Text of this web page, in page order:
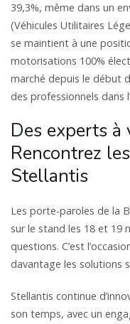
39,3%, même dans un
(Véhicules Utilitaires
se maintient à une
motorisations 100%
marché depuis le début
des professionnels dans
Des experts à
Rencontrez
Stellantis
Les porte-paroles de la
sur le stand les 18 et 19
questions. C’est
davantage les solutions
Stellantis continue
son temps, avec un